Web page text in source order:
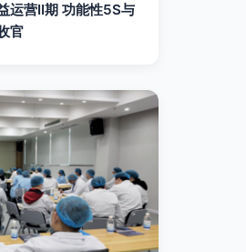
运营II期 功能性5S与
官